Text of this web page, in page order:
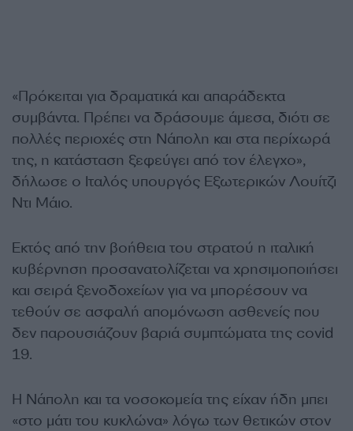
«Πρόκειται για δραματικά και απαράδεκτα
συμβάντα. Πρέπει να δράσουμε άμεσα, διότι σε
πολλές περιοχές στη Νάπολη και στα περίχωρά
της, η κατάσταση ξεφεύγει από τον έλεγχο»,
δήλωσε ο Ιταλός υπουργός Εξωτερικών Λουίτζι
Ντι Μάιο.
Εκτός από την βοήθεια του στρατού η ιταλική
κυβέρνηση προσανατολίζεται να χρησιμοποιήσει
και σειρά ξενοδοχείων για να μπορέσουν να
τεθούν σε ασφαλή απομόνωση ασθενείς που
δεν παρουσιάζουν βαριά συμπτώματα της covid
19.
Η Νάπολη και τα νοσοκομεία της είχαν ήδη μπει
«στο μάτι του κυκλώνα» λόγω των θετικών στον